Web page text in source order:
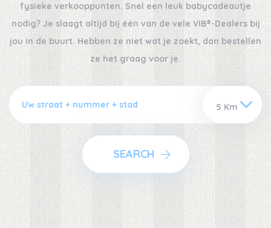
fysieke verkooppunten. Snel een leuk babycadeautje
nodig? Je slaagt altijd bij één van de vele VIB®-Dealers bij
jou in de buurt. Hebben ze niet wat je zoekt, dan bestellen
ze het graag voor je.
SEARCH